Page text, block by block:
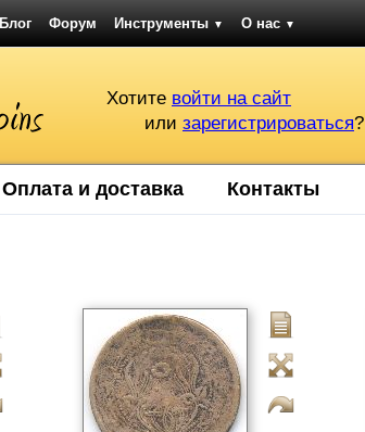
Блог Форум Инструменты ▼ О нас ▼
Хотите войти на сайт
или зарегистрироваться?
Оплата и доставка Контакты